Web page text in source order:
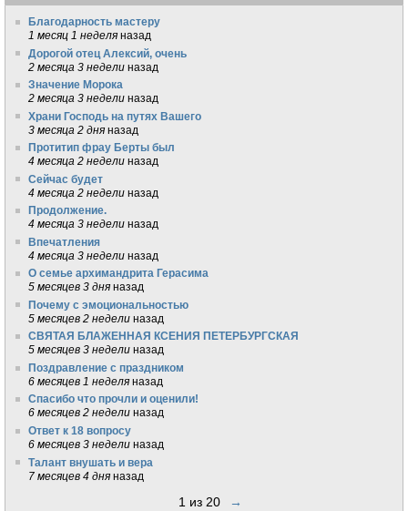
Благодарность мастеру
1 месяц 1 неделя назад
Дорогой отец Алексий, очень
2 месяца 3 недели назад
Значение Морока
2 месяца 3 недели назад
Храни Господь на путях Вашего
3 месяца 2 дня назад
Протитип фрау Берты был
4 месяца 2 недели назад
Сейчас будет
4 месяца 2 недели назад
Продолжение.
4 месяца 3 недели назад
Впечатления
4 месяца 3 недели назад
О семье архимандрита Герасима
5 месяцев 3 дня назад
Почему с эмоциональностью
5 месяцев 2 недели назад
СВЯТАЯ БЛАЖЕННАЯ КСЕНИЯ ПЕТЕРБУРГСКАЯ
5 месяцев 3 недели назад
Поздравление с праздником
6 месяцев 1 неделя назад
Спасибо что прочли и оценили!
6 месяцев 2 недели назад
Ответ к 18 вопросу
6 месяцев 3 недели назад
Талант внушать и вера
7 месяцев 4 дня назад
1 из 20 →